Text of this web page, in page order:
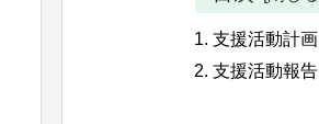
支援活動計画
支援活動報告